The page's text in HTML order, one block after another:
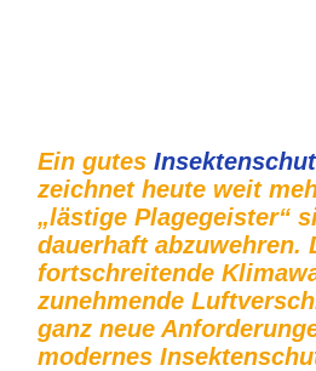
Ein gutes
zeichnet heute weit
„lästige Plagegeister“
dauerhaft abzuwehren.
fortschreitende
zunehmende
ganz neue
modernes